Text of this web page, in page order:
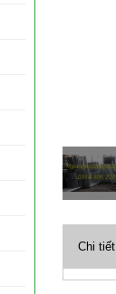
Chi tiết